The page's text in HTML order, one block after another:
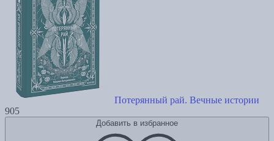
Потерянный рай. Вечные истории
905
Добавить в избранное